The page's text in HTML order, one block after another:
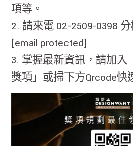
項等。
2. 請來電 02-2509-0398
[email protected]
3. 掌握最新資訊，請加入
獎項」或掃下方Qrcode快